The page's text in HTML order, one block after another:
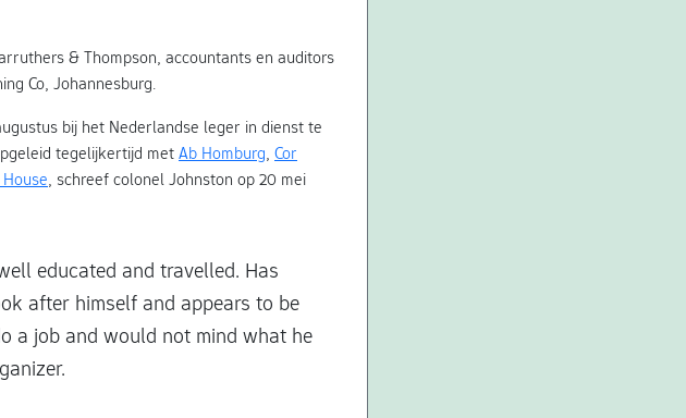
& Thompson, accountants en auditors
Co, Johannesburg.
bij het Nederlandse leger in dienst te
tegelijkertijd metAb Homburg, Cor
, schreef colonel Johnston op 20 mei
educated and travelled. Has
after himself and appears to be
a job and would not mind what he